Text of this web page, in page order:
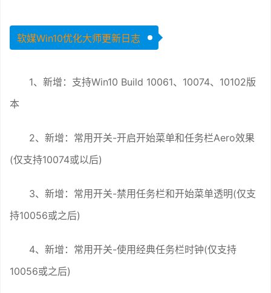
软媒Win10优化大师更新日志
1、新增：支持Win10 Build 10061、10074、10102版
本
2、新增：常用开关-开启开始菜单和任务栏Aero效果
(仅支持10074或以后)
3、新增：常用开关-禁用任务栏和开始菜单透明(仅支
持10056或之后)
4、新增：常用开关-使用经典任务栏时钟(仅支持
10056或之后)